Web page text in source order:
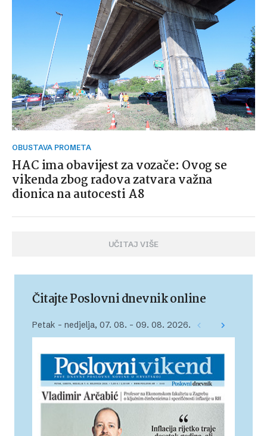
OBUSTAVA PROMETA
HAC ima obavijest za vozače: Ovog se
vikenda zbog radova zatvara važna
dionica na autocesti A8
UČITAJ VIŠE
Čitajte Poslovni dnevnik online
Petak – nedjelja, 07. 08. – 09. 08. 2026.